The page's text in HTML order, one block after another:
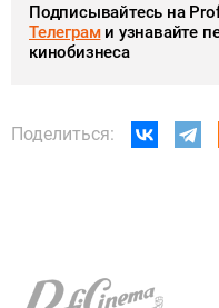
Подписывайтесь на
Телеграми узнавайте
кинобизнеса
Поделиться: